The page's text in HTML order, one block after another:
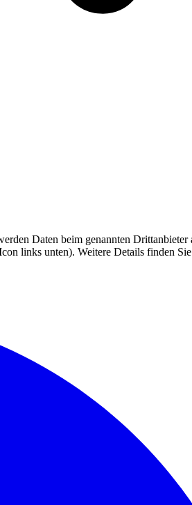
Daten beim genannten Drittanbieter
links unten). Weitere Details finden